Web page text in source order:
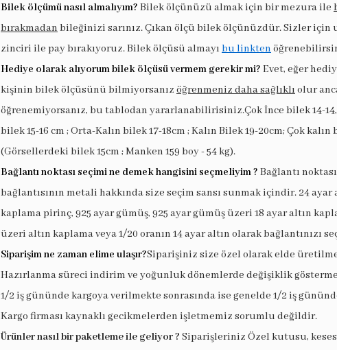
Bilek ölçümü nasıl almalıyım? Bilek ölçünüzü almak için bir mezura ile
bırakmadan bileğinizi sarınız. Çıkan ölçü bilek ölçünüzdür. Sizler için
zinciri ile pay bırakıyoruz. Bilek ölçüsü almayı bu linkten
Hediye olarak alıyorum bilek ölçüsü vermem gerekir mi? Evet, eğer
kişinin bilek ölçüsünü bilmiyorsanız öğrenmeniz daha sağlıklı olur
öğrenemiyorsanız, bu tablodan yararlanabilirisiniz.Çok İnce bilek 14-
bilek 15-16 cm ; Orta-Kalın bilek 17-18cm ; Kalın Bilek 19-20cm; Çok kalın
(Görsellerdeki bilek 15cm ; Manken 159 boy - 54 kg).
Bağlantı noktası seçimi ne demek hangisini seçmeliyim ? Bağlantı
bağlantısının metali hakkında size seçim sansı sunmak içindir. 24 ayar
kaplama pirinç, 925 ayar gümüş, 925 ayar gümüş üzeri 18 ayar altın
üzeri altın kaplama veya 1/20 oranın 14 ayar altın olarak bağlantınızı
Siparişim ne zaman elime ulaşır?Siparişiniz size özel olarak elde
Hazırlanma süreci indirim ve yoğunluk dönemlerde değişiklik
1/2 iş gününde kargoya verilmekte sonrasında ise genelde 1/2 iş
Kargo firması kaynaklı gecikmelerden işletmemiz sorumlu değildir.
Ürünler nasıl bir paketleme ile geliyor ? Siparişleriniz Özel kutusu,